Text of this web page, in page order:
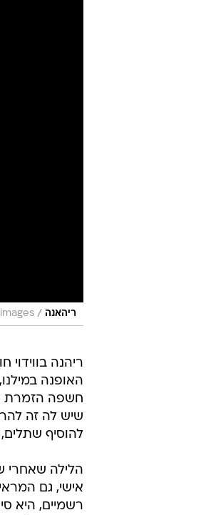
ריהאנה /
ריהנה
חשפה הזמרת
שיש לה זה
להוסיף
הלילה שאחרי
אישי, גם
רשמיים, היא